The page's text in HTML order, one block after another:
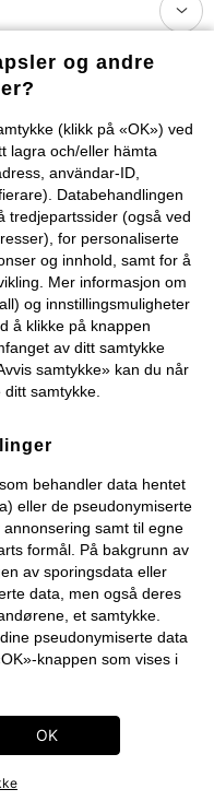
oss på
Cookie-innstillinger
kjøp
og andre
(klikk på «OK») ved
lagra och/eller hämta
användar-ID,
Databehandlingen
tredjepartssider (også ved
for personaliserte
og innhold, samt for å
Mer informasjon om
og innstillingsmuligheter
å klikke på knappen
av ditt samtykke
samtykke» kan du når
samtykke.
behandler data hentet
eller de pseudonymiserte
samt til egne
formål. På bakgrunn av
av sporingsdata eller
data, men også deres
et samtykke.
pseudonymiserte data
knappen som vises i
Ltd, Meta Platforms
Ltd, Pinterest Europe
informasjon om
OK